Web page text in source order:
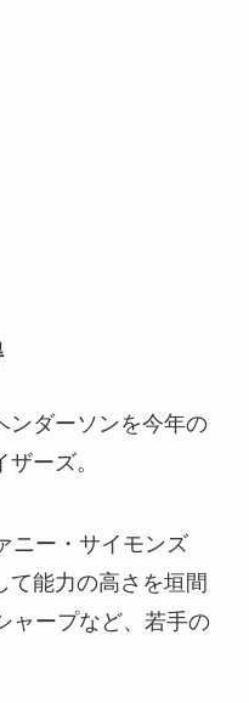
ンダーソンを今年の
ーズ。
ニー・サイモンズ
て能力の高さを垣間
ャープなど、若手の